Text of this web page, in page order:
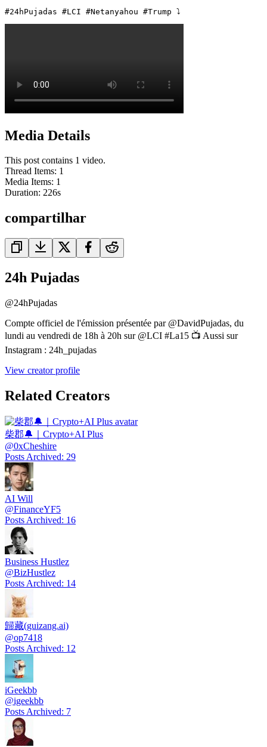
#24hPujadas #LCI #Netanyahou #Trump ⤵️
Media Details
This post contains 1 video.
Thread Items: 1
Media Items: 1
Duration: 226s
compartilhar
24h Pujadas
@24hPujadas
Compte officiel de l'émission présentée par @DavidPujadas, du
lundi au vendredi de 18h à 20h sur @LCI #La15 📺 Aussi sur
Instagram : 24h_pujadas
View creator profile
Related Creators
柴郡🔔｜Crypto+AI Plus
@0xCheshire
Posts Archived: 29
AI Will
@FinanceYF5
Posts Archived: 16
Business Hustlez
@BizHustlez
Posts Archived: 14
歸藏(guizang.ai)
@op7418
Posts Archived: 12
iGeekbb
@igeekbb
Posts Archived: 7